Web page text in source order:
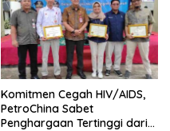
Komitmen Cegah HIV/AIDS,
PetroChina Sabet
Penghargaan Tertinggi dari